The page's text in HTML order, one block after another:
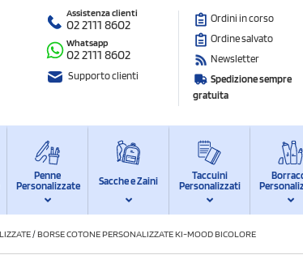
Assistenza clienti
02 2111 8602
Whatsapp
02 2111 8602
Supporto clienti
Ordini in corso
Ordine salvato
Newsletter
Spedizione sempre
gratuita
Penne
Personalizzate
Sacche e Zaini
Taccuini
Personalizzati
/BORSE COTONE PERSONALIZZATE KI-MOOD BICOLORE